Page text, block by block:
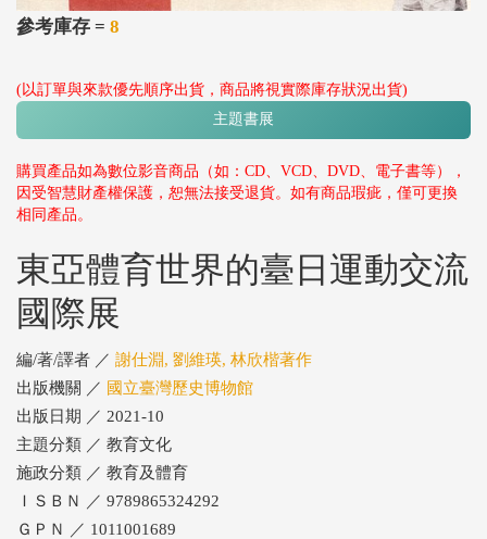
參考庫存 = 8
(以訂單與來款優先順序出貨，商品將視實際庫存狀況出貨)
主題書展
購買產品如為數位影音商品（如：CD、VCD、DVD、電子書等），
因受智慧財產權保護，恕無法接受退貨。如有商品瑕疵，僅可更換
相同產品。
東亞體育世界的臺日運動交流
國際展
編/著/譯者 ／ 謝仕淵, 劉維瑛, 林欣楷著作
出版機關 ／ 國立臺灣歷史博物館
出版日期 ／ 2021-10
主題分類 ／ 教育文化
施政分類 ／ 教育及體育
ＩＳＢＮ ／ 9789865324292
ＧＰＮ ／ 1011001689